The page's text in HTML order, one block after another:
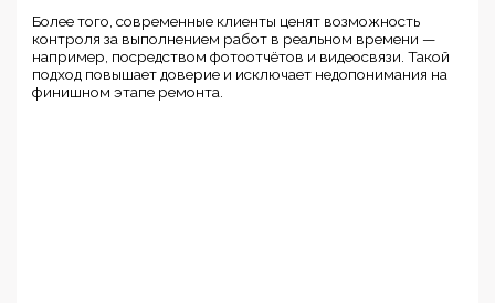
Более того, современные клиенты ценят возможность
контроля за выполнением работ в реальном времени —
например, посредством фотоотчётов и видеосвязи. Такой
подход повышает доверие и исключает недопонимания на
финишном этапе ремонта.